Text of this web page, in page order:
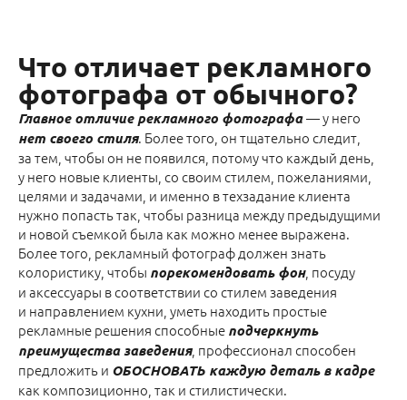
Что отличает рекламного
фотографа от обычного?
Главное отличие рекламного фотографа— у него
нет своего стиля. Более того, он тщательно следит,
за тем, чтобы он не появился, потому что каждый день,
у него новые клиенты, со своим стилем, пожеланиями,
целями и задачами, и именно в техзадание клиента
нужно попасть так, чтобы разница между предыдущими
и новой съемкой была как можно менее выражена.
Более того, рекламный фотограф должен знать
колористику, чтобы порекомендовать фон, посуду
и аксессуары в соответствии со стилем заведения
и направлением кухни, уметь находить простые
рекламные решения способные подчеркнуть
преимущества заведения, профессионал способен
предложить и ОБОСНОВАТЬ каждую деталь в кадре
как композиционно, так и стилистически.